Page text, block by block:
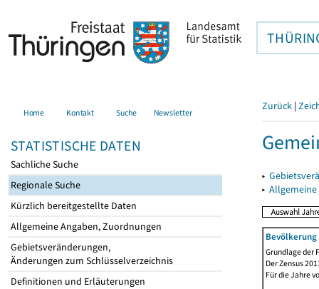
Home Kontakt Suche Newsletter
STATISTISCHE DATEN
Sachliche Suche
Regionale Suche
Kürzlich bereitgestellte Daten
Allgemeine Angaben, Zuordnungen
Gebietsveränderungen,
Änderungen zum Schlüsselverzeichnis
Definitionen und Erläuterungen
Zurück |
▸
▸
Grundlage der
Der Zensus
Für die Jahre